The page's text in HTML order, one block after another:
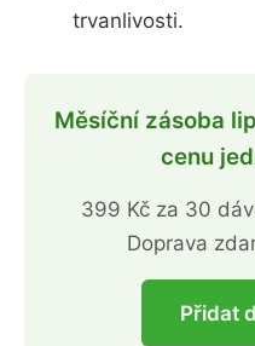
trvanlivosti.
Měsíční zásoba
cenu
399 Kč za 30
Doprava
Přidat